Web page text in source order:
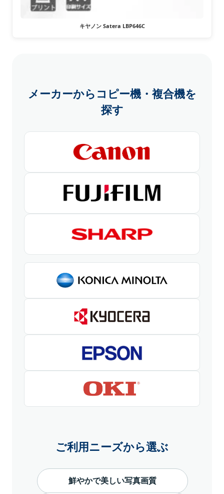
キヤノン Satera LBP646C
メーカーからコピー機・複合機を
探す
ご利用ニーズから選ぶ
鮮やかで美しい写真画質